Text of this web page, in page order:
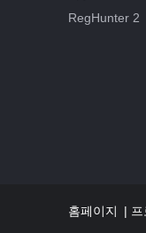
RegHunter 2
홈페이지